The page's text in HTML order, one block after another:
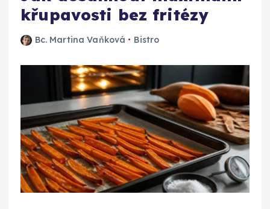
křupavosti bez fritézy
Bc. Martina Vaňková Bistro